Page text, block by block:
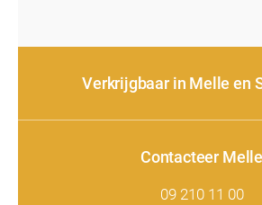
Verkrijgbaar in Melle en
Contacteer Melle
09 210 11 00